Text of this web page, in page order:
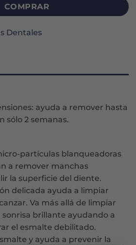
COMPRAR
Dentales
ayuda a remover hasta
sólo 2 semanas.
partículas blanqueadoras
a remover manchas
la superficie del diente.
delicada ayuda a limpiar
Va más allá de limpiar
brillante ayudando a
el esmalte debilitado.
y ayuda a prevenir la